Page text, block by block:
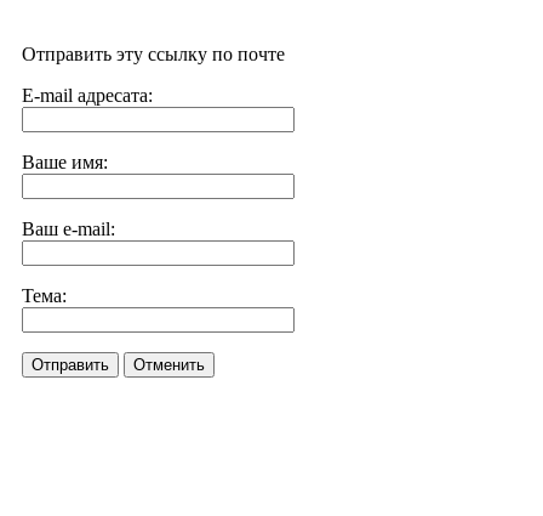
Отправить эту ссылку по почте
E-mail адресата:
Ваше имя:
Ваш e-mail:
Тема:
Отправить Отменить